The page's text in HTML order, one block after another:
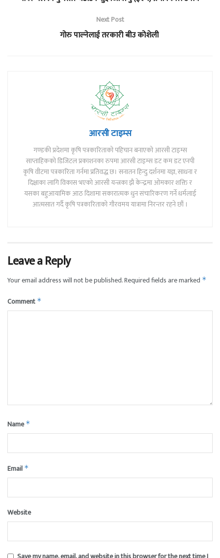
Next Post
गोरु पाल्नेलाई तरकारी बीउ कोशेली
आरसी टाइम्स
गण्डकी प्रदेशमा कृषि पत्रकारिताको पहिचान बनाएको आरसी टाइम्स
साप्ताहिकको डिजिटल प्रकाशनका रुपमा आरसी टाइम्स डट कम डट एनपी
कृषि वीटमा पत्रकारिता गर्नमा प्रतिवद्ध छ। सनातन हिन्दु दर्शनमा यज्ञ, साधना र
दिक्षाका लागि विकास भएको आरसी यन्त्रका झै केन्द्रमा ओमकार शक्ति र
यसका बहुआयामिक आठ दिशामा सकारात्मक धुन संचारिकरण गर्ने धर्मलाई
आत्मसात गर्दै कृषि पत्रकारिताको गौरवमय यात्रामा निरन्तर रहने छौं ।
Leave a Reply
Your email address will not be published.Required fields are marked *
Comment *
Name*
Email *
Website